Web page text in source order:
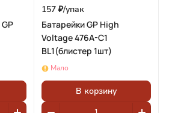
157 ₽/упак
Батарейки GP High
Voltage 476A-C1
BL1(блистер 1шт)
Мало
В корзину